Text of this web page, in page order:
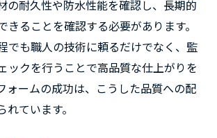
の耐久性や防水性能を確認し、長期的
きることを確認する必要があります。
でも職人の技術に頼るだけでなく、監
ックを行うことで高品質な仕上がりを
ォームの成功は、こうした品質への配
ています。